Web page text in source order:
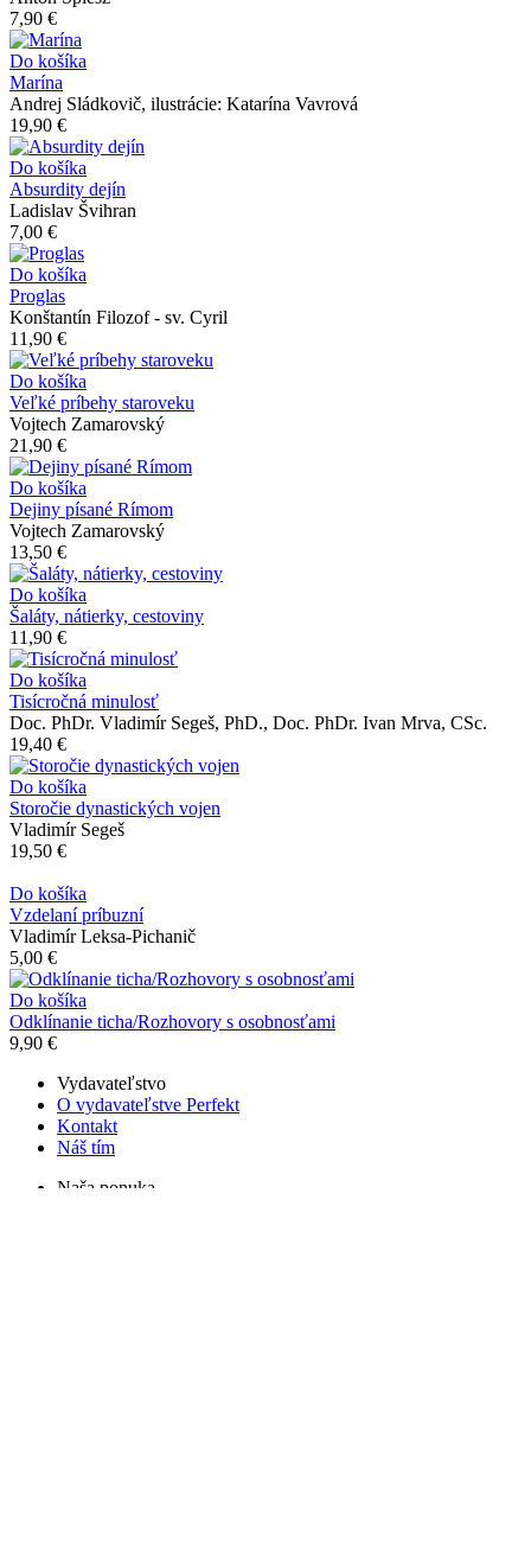
7,90 €
Do košíka
Marína
Andrej Sládkovič, ilustrácie: Katarína Vavrová
19,90 €
Do košíka
Absurdity dejín
Ladislav Švihran
7,00 €
Do košíka
Proglas
Konštantín Filozof - sv. Cyril
11,90 €
Do košíka
Veľké príbehy staroveku
Vojtech Zamarovský
21,90 €
Do košíka
Dejiny písané Rímom
Vojtech Zamarovský
13,50 €
Do košíka
Šaláty, nátierky, cestoviny
11,90 €
Do košíka
Tisícročná minulosť
Doc. PhDr. Vladimír Segeš, PhD., Doc. PhDr. Ivan Mrva, CSc.
19,40 €
Do košíka
Storočie dynastických vojen
Vladimír Segeš
19,50 €
Do košíka
Vzdelaní príbuzní
Vladimír Leksa-Pichanič
5,00 €
Do košíka
Odklínanie ticha/Rozhovory s osobnosťami
9,90 €
Vydavateľstvo
O vydavateľstve Perfekt
Kontakt
Náš tím
Naša ponuka